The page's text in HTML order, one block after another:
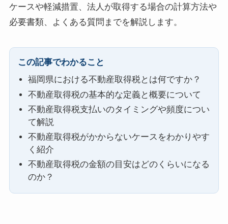
ケースや軽減措置、法人が取得する場合の計算方法や
必要書類、よくある質問までを解説します。
この記事でわかること
福岡県における不動産取得税とは何ですか？
不動産取得税の基本的な定義と概要について
不動産取得税支払いのタイミングや頻度につい
て解説
不動産取得税がかからないケースをわかりやす
く紹介
不動産取得税の金額の目安はどのくらいになる
のか？